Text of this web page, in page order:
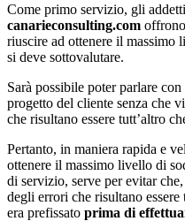
Come primo servizio, gli
canarieconsulting.com
riuscire ad ottenere il massimo
si deve sottovalutare.
Sarà possibile poter parlare
progetto del cliente senza che
che risultano essere tutt’altro
Pertanto, in maniera rapida e
ottenere il massimo livello di
di servizio, serve per evitar
degli errori che risultano
era prefissato prima di